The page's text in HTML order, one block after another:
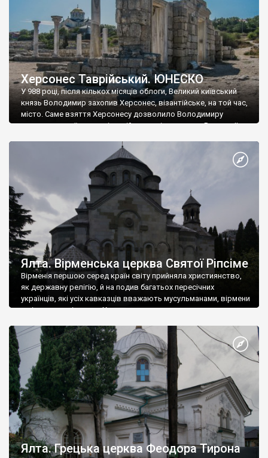
Херсонес Таврійський. ЮНЕСКО
У 988 році, після кількох місяців облоги, Великий київський
князь Володимир захопив Херсонес, візантійське, на той час,
місто. Саме взяття Херсонесу дозволило Володимиру
диктувати свої умови візантійському імператору Василю ІІ, та
Херсонесі Володимир-язичник, став Василем-християнином.
А потім було Хрещення Русі. На честь Херсонесу Таврійського
Ялта. Вірменська церква Святої Ріпсіме
Вірменія першою серед країн світу прийняла християнство,
як державну релігію, й на подив багатьох пересічних
українців, які усіх кавказців вважають мусульманами, вірмени
є відданими вірянами Христа
Ялта. Грецька церква Феодора Тирона